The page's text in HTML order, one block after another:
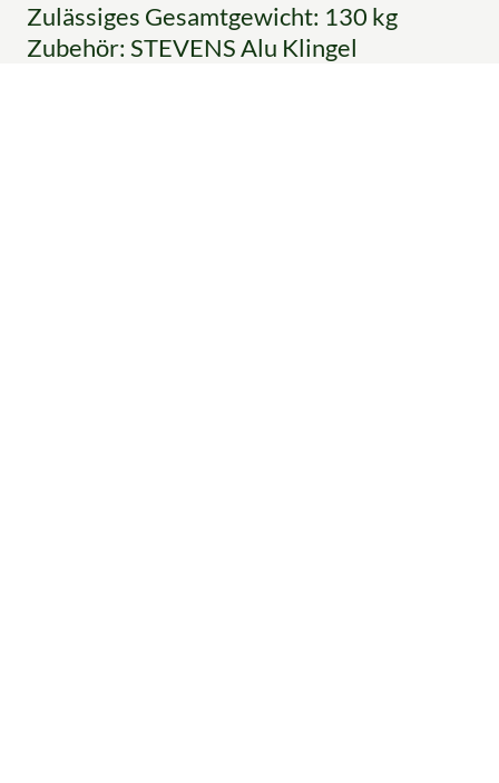
Zulässiges Gesamtgewicht: 130 kg
Zubehör: STEVENS Alu Klingel